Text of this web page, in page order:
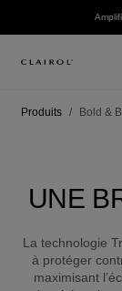
Produits Bold &
UNE
La technologie
à protéger
maximisant